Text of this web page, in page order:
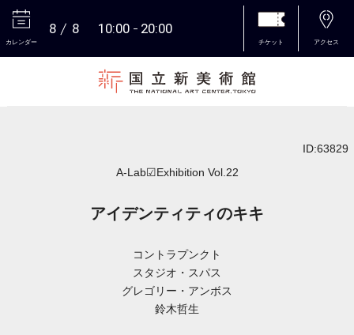
カレンダー
8 8 10:00 20:00
チケット アクセス
ID:63829
A-Lab☑Exhibition Vol.22
アイデンティティのキキ
コントラプンクト
スタジオ・スパス
グレゴリー・アンボス
鈴木哲生